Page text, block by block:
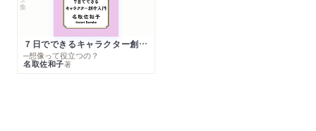
７日でできるキャラクター創作入門
─想像って役立つの？
名取佐和子著